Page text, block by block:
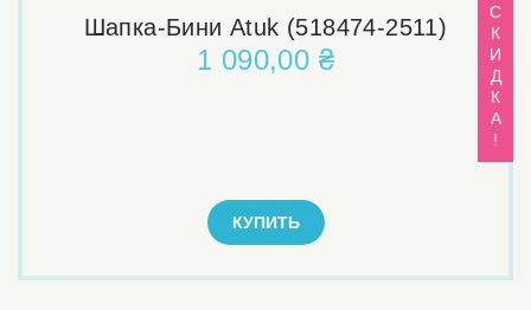
С
К
И
Д
К
А
!
Шапка-Бини Atuk (518474-2511)
1 090,00 ₴
КУПИТЬ